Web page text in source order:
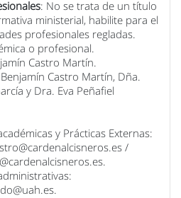
: No se trata de un título
ministerial, habilite para el
profesionales regladas.
o profesional.
Castro Martín.
Castro Martín, Dña.
y Dra. Eva Peñafiel
y Prácticas Externas:
/